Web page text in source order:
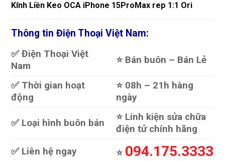
Kính Liền Keo OCA iPhone 15ProMax rep 1:1 Ori
Thông tin Điện Thoại Việt Nam:
✅ Điện Thoại Việt
Nam
⭐️ Bán buôn – Bán Lẻ
✅ Thời gian hoạt
động
⭐️ 08h – 21h hàng
ngày
✅ Loại hình buôn bán
⭐️ Linh kiện sửa chữa
điện tử chính hãng
✅ Liên hệ ngay
⭐️ 094.175.3333